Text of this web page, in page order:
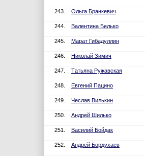
243. Ольга Бранкевич
244. Валентина Белько
245. Марат Гибадуллин
246. Николай Зимич
247. Татьяна Ружавская
248. Евгений Пацино
249. Чеслав Вилькин
250. Андрей Шилько
251. Василий Бойдак
252. Андрей Бордухаев